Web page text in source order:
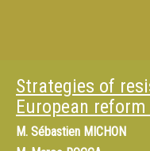
Strategies of
European
M. Sébastien MICHON